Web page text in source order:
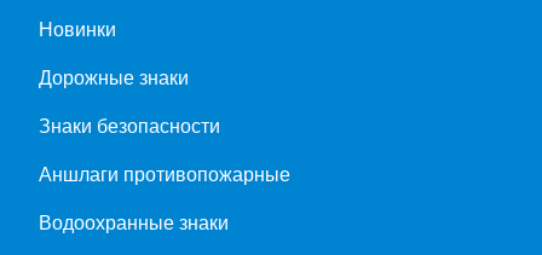
Новинки
Дорожные знаки
Знаки безопасности
Аншлаги противопожарные
Водоохранные знаки